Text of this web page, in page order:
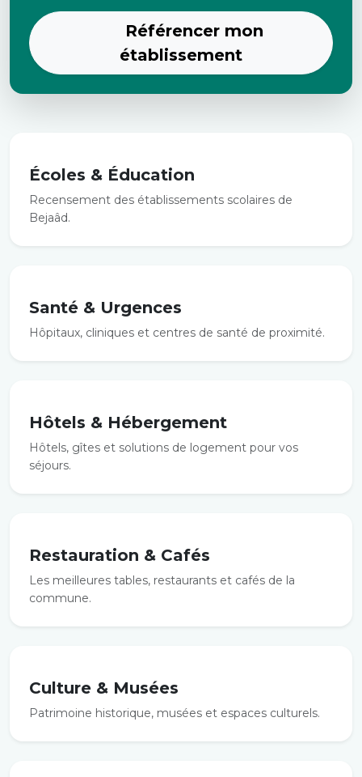
Référencer mon
établissement
Écoles & Éducation
Recensement des établissements scolaires de
Bejaâd.
Santé & Urgences
Hôpitaux, cliniques et centres de santé de proximité.
Hôtels & Hébergement
Hôtels, gîtes et solutions de logement pour vos
séjours.
Restauration & Cafés
Les meilleures tables, restaurants et cafés de la
commune.
Culture & Musées
Patrimoine historique, musées et espaces culturels.